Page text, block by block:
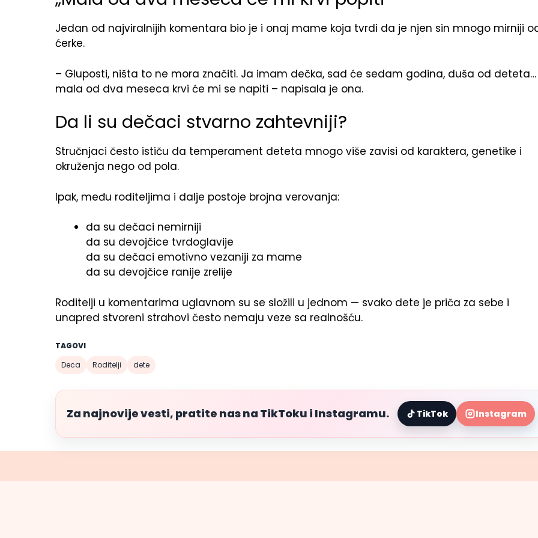
Jedan od najviralnijih komentara bio je i onaj mame koja tvrdi da je njen sin mnogo mirniji
ćerke.
– Gluposti, ništa to ne mora značiti. Ja imam dečka, sad će sedam godina, duša od
mala od dva meseca krvi će mi se napiti – napisala je ona.
Da li su dečaci stvarno zahtevniji?
Stručnjaci često ističu da temperament deteta mnogo više zavisi od karaktera, genetike i
okruženja nego od pola.
Ipak, među roditeljima i dalje postoje brojna verovanja:
da su dečaci nemirniji
da su devojčice tvrdoglavije
da su dečaci emotivno vezaniji za mame
da su devojčice ranije zrelije
Roditelji u komentarima uglavnom su se složili u jednom — svako dete je priča za sebe i
unapred stvoreni strahovi često nemaju veze sa realnošću.
TAGOVI
Deca
Roditelji dete
Za najnovije vesti, pratite nas na TikToku i Instagramu. TikTok Instagram